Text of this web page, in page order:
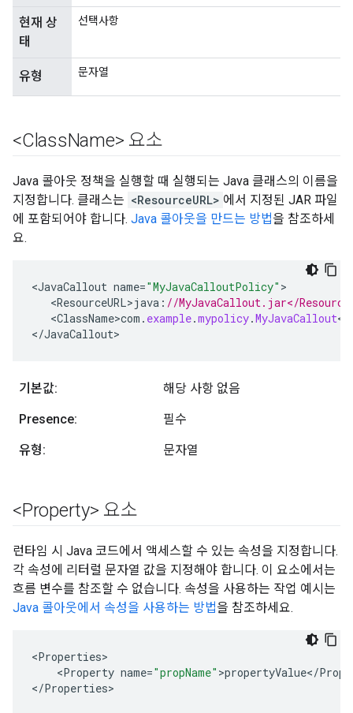
현재 상
태
선택사항
유형 문자열
<ClassName> 요소
Java 콜아웃 정책을 실행할 때 실행되는 Java 클래스의 이름을
지정합니다. 클래스는 <ResourceURL> 에서 지정된 JAR 파일
에 포함되어야 합니다. Java 콜아웃을 만드는 방법을 참조하세
요.
<JavaCallout name="MyJavaCalloutPolicy"
<ResourceURL>java : //MyJavaCallout.jar</
<ClassName>com . example.mypolicy.MyJavaCallout<
</JavaCallout>
기본값: 해당 사항 없음
Presence: 필수
유형: 문자열
<Property> 요소
런타임 시 Java 코드에서 액세스할 수 있는 속성을 지정합니다.
각 속성에 리터럴 문자열 값을 지정해야 합니다. 이 요소에서는
흐름 변수를 참조할 수 없습니다. 속성을 사용하는 작업 예시는
Java 콜아웃에서 속성을 사용하는 방법을 참조하세요.
<Properties
<Property name="propName" >propertyValue</
</Properties>